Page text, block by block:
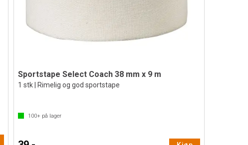
Sportstape Select Coach 38 mm x 9 m
1 stk | Rimelig og god sportstape
100+på lager